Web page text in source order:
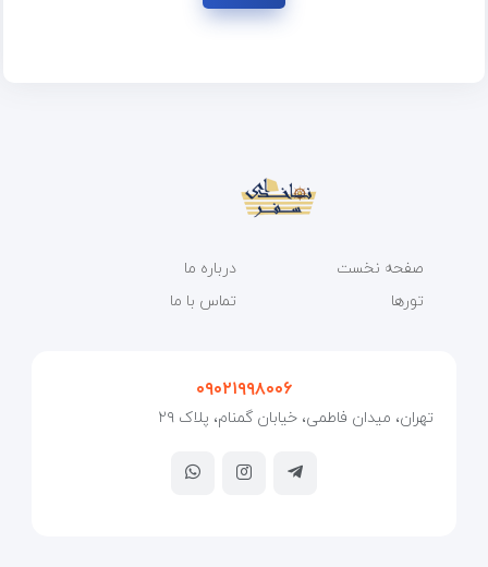
صفحه نخست
تورها
درباره ما
تماس با ما
۰۹۰۲۱۹۹۸۰۰۶
تهران، میدان فاطمی، خیابان گمنام، پلاک ۲۹